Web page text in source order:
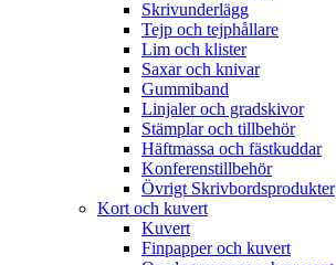
Skrivunderlägg
Tejp och tejphållare
Lim och klister
Saxar och knivar
Gummiband
Linjaler och gradskivor
Stämplar och tillbehör
Häftmassa och fästkuddar
Konferenstillbehör
Övrigt Skrivbordsprodukter
Kort och kuvert
Kuvert
Finpapper och kuvert